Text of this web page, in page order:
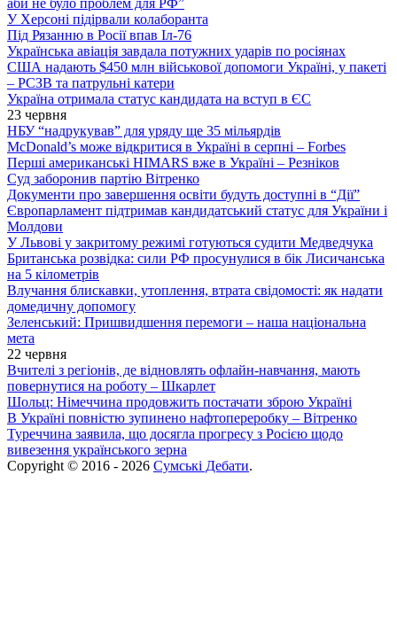
аби не було проблем для РФ”
У Херсоні підірвали колаборанта
Під Рязанню в Росії впав Іл-76
Українська авіація завдала потужних ударів по росіянах
США надають $450 млн військової допомоги Україні, у пакеті
– РСЗВ та патрульні катери
Україна отримала статус кандидата на вступ в ЄС
23 червня
НБУ “надрукував” для уряду ще 35 мільярдів
McDonald’s може відкритися в Україні в серпні – Forbes
Перші американські HIMARS вже в Україні – Резніков
Суд заборонив партію Вітренко
Документи про завершення освіти будуть доступні в “Дії”
Європарламент підтримав кандидатський статус для України і
Молдови
У Львові у закритому режимі готуються судити Медведчука
Британська розвідка: сили РФ просунулися в бік Лисичанська
на 5 кілометрів
Влучання блискавки, утоплення, втрата свідомості: як надати
домедичну допомогу
Зеленський: Пришвидшення перемоги – наша національна
мета
22 червня
Вчителі з регіонів, де відновлять офлайн-навчання, мають
повернутися на роботу – Шкарлет
Шольц: Німеччина продовжить постачати зброю Україні
В Україні повністю зупинено нафтопереробку – Вітренко
Туреччина заявила, що досягла прогресу з Росією щодо
вивезення українського зерна
Copyright © 2016 - 2026 Сумські Дебати.